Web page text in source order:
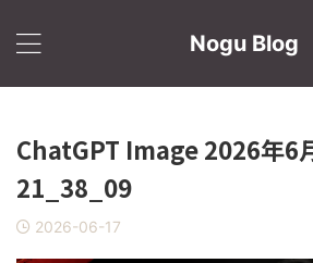
Nogu Blog
ChatGPT Image 2026年6
21_38_09
2026-06-17